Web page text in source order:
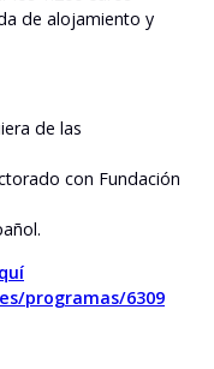
de alojamiento y
de las
con Fundación
programas/6309